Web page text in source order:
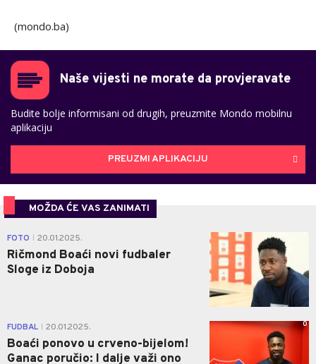
(mondo.ba)
Naše vijesti ne morate da provjeravate
Budite bolje informisani od drugih, preuzmite Mondo mobilnu
aplikaciju
PREUZMI APLIKACIJU
MOŽDA ĆE VAS ZANIMATI
FOTO 20.01.2025.
Ričmond Boaći novi fudbaler
Sloge iz Doboja
FUDBAL 20.01.2025.
Boaći ponovo u crveno-bijelom!
Ganac poručio: I dalje važi ono
0